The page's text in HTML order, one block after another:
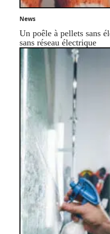
News
Un poêle à pellets sans
sans réseau électrique